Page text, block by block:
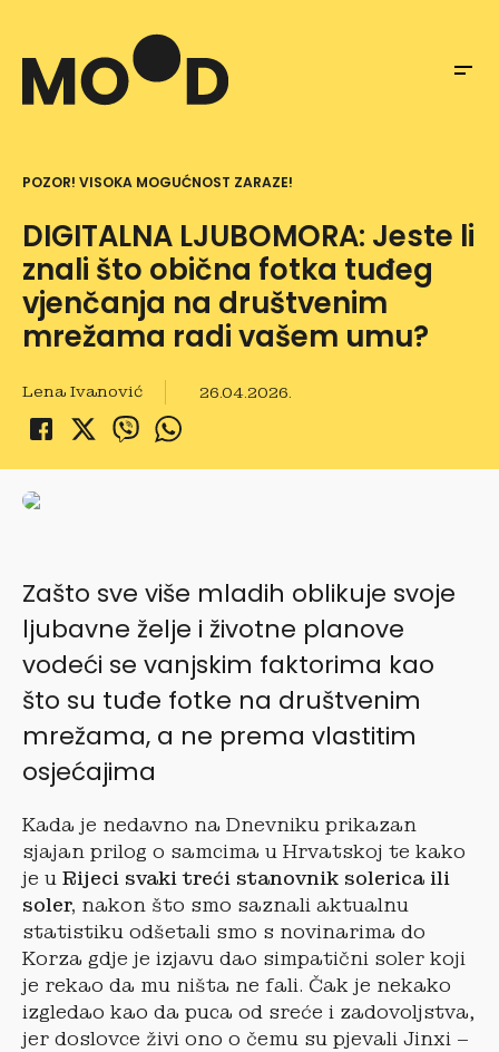
POZOR! VISOKA MOGUĆNOST ZARAZE!
DIGITALNA LJUBOMORA: Jeste li
znali što obična fotka tuđeg
vjenčanja na društvenim
mrežama radi vašem umu?
Lena Ivanović 26.04.2026.
Zašto sve više mladih oblikuje svoje
ljubavne želje i životne planove
vodeći se vanjskim faktorima kao
što su tuđe fotke na društvenim
mrežama, a ne prema vlastitim
osjećajima
Kada je nedavno na Dnevniku prikazan
sjajan prilog o samcima u Hrvatskoj te kako
je u Rijeci svaki treći stanovnik solerica ili
soler, nakon što smo saznali aktualnu
statistiku odšetali smo s novinarima do
Korza gdje je izjavu dao simpatični soler koji
je rekao da mu ništa ne fali. Čak je nekako
izgledao kao da puca od sreće i zadovoljstva,
jer doslovce živi ono o čemu su pjevali Jinxi –